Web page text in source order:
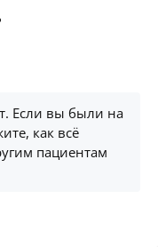
Если вы были на
как всё
пациентам